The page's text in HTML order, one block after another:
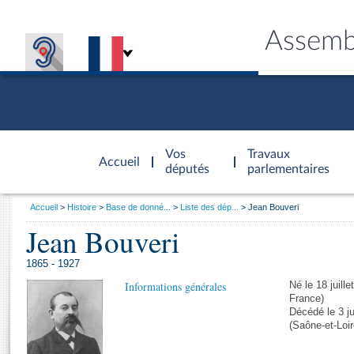
Accueil
d'accueil
Vos
députés
Travaux
parlementaires
Général
Vous
Accueil Histoire Base de donné... Liste des dép... Jean Bouveri
Jean Bouveri
1865 - 1927
Informations générales
Né le 18
France)
Décédé le 3
(Saône-et-